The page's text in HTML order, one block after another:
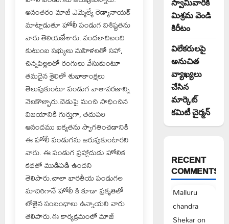
అనంతరం మాజీ ఎమ్మెల్యే రెడ్యానాయక్
మాట్లాడుతూ హోలీ పండుగ విశిష్టతను
వారు తెలియజేశారు. వందలాదిబంది
కుటుంబ సభ్యులు మహిళలతో సహా,
చిన్నపిల్లలతో రంగులు వేసుకుంటూ
తమదైన శైలిలో శుభాకాంక్షలు
తెలుపుకుంటూ పండుగ వాతావరణాన్ని
నెలకొల్పారు.చెడుపై మంచి సాధించిన
విజయానికి గుర్తుగా, తదుపరి
ఆనందము ఐక్యతను స్వాగతించడానికి
ఈ హోలీ పండుగను జరుపుకుంటారని
వారు. ఈ పండుగ ప్రహ్లాదుడు హోలిక
కథతో ముడిపడి ఉందని
తెలిపారు.చాలా భారతీయ పండుగల
మాదిరిగానే హోలీ కి కూడా ప్రకృతిలో
లోతైన సంబంధాలు ఉన్నాయని వారు
తెలిపారు.ఈ కార్యక్రమంలో మాజీ
మిశ్రమ వెండి
కిరీటం
విలేకరులపై
అనుచిత
వ్యాఖ్యలు
చేసిన
మార్కెట్
కమిటీ చైర్మన్‌
RECENT
COMMENTS
Malluru
chandra
Shekaron